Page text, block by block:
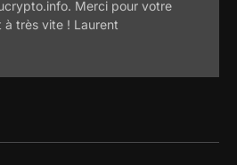
Merci pour votre
à très vite ! Laurent